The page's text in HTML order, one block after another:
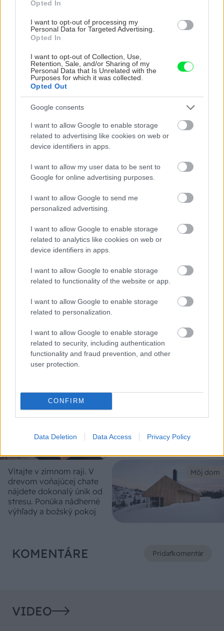
Opted In
I want to opt-out of processing my
Personal Data for Targeted Advertising.
Opted In
I want to opt-out of Collection, Use,
Retention, Sale, and/or Sharing of my
Personal Data that Is Unrelated with the
Purposes for which it was collected.
Opted Out
Google consents
I want to allow Google to enable storage
related to advertising like cookies on web or
device identifiers in apps.
I want to allow my user data to be sent to
Google for online advertising purposes.
I want to allow Google to send me
personalized advertising.
I want to allow Google to enable storage
related to analytics like cookies on web or
device identifiers in apps.
I want to allow Google to enable storage
related to functionality of the website or app.
I want to allow Google to enable storage
related to personalization.
I want to allow Google to enable storage
related to security, including authentication
functionality and fraud prevention, and other
user protection.
CONFIRM
Data Deletion Data Access Privacy Policy
Stavebný materiál
Aké materiály použiť na
Stavebný materiál
hrubú stavbu?
Stavebný materiál
Multiporu pri
rekonštrukciách
Tehly, ktoré sa pestujú:
Nahradí raz mycélium
materiály?
Môj dom
Stavba slameného domu je
lacnejšia aj ekologickejšia.
Aké sú výhody a nevýhody
Dom z tehly
Dokumentuje celý postup
prác
Môj dom
Vitajte v zimnom raji. V
drevom voňajúcej chate
nájdete dokonalý únik od
stresu. Ponúka nádherné
výhľady a božský pokoj
KOMENTÁRE Pridaťkomentár
VIDEO